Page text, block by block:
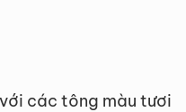
các tông màu tươi